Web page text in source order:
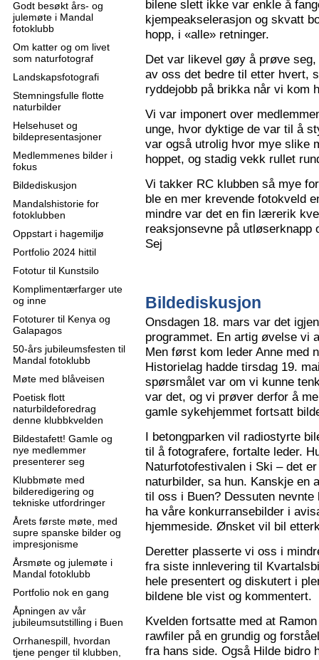
Godt besøkt års- og
julemøte i Mandal
fotoklubb
Om katter og om livet
som naturfotograf
Landskapsfotografi
Stemningsfulle flotte
naturbilder
Helsehuset og
bildepresentasjoner
Medlemmenes bilder i
fokus
Bildediskusjon
Mandalshistorie for
fotoklubben
Oppstart i hagemiljø
Portfolio 2024 hittil
Fototur til Kunstsilo
Komplimentærfarger ute
og inne
Fototurer til Kenya og
Galapagos
50-års jubileumsfesten til
Mandal fotoklubb
Møte med blåveisen
Poetisk flott
naturbildeforedrag
denne klubbkvelden
Bildestafett! Gamle og
nye medlemmer
presenterer seg
Klubbmøte med
bilderedigering og
tekniske utfordringer
Årets første møte, med
supre spanske bilder og
impresjonisme
Årsmøte og julemøte i
Mandal fotoklubb
Portfolio nok en gang
Åpningen av vår
jubileumsutstilling i Buen
Orrhanespill, hvordan
tjene penger til klubben,
bilene slett ikke var enkle å
kjempeakselerasjon og skvatt
hopp, i «alle» retninger.
Det var likevel gøy å prøve
av oss det bedre til etter hvert,
ryddejobb på brikka når vi kom
Vi var imponert over
unge, hvor dyktige de var til å
var også utrolig hvor mye slike
hoppet, og stadig vekk rullet
Vi takker RC klubben så mye
ble en mer krevende fotokveld
mindre var det en fin lærerik
reaksjonsevne på utløserknapp
Sej
Bildediskusjon
Onsdagen 18. mars var det
programmet. En artig øvelse vi
Men først kom leder Anne med
Historielag hadde tirsdag 19.
spørsmålet var om vi kunne
var det, og vi prøver derfor å
gamle sykehjemmet fortsatt
I betongparken vil radiostyrte
til å fotografere, fortalte leder.
Naturfotofestivalen i Ski – det
naturbilder, sa hun. Kanskje en
til oss i Buen? Dessuten
ha våre konkurransebilder i
hjemmeside. Ønsket vil bil
Deretter plasserte vi oss i
fra siste innlevering til
hele presentert og diskutert i
bildene ble vist og kommentert.
Kvelden fortsatte med at
rawfiler på en grundig og
fra hans side. Også Hilde bidro